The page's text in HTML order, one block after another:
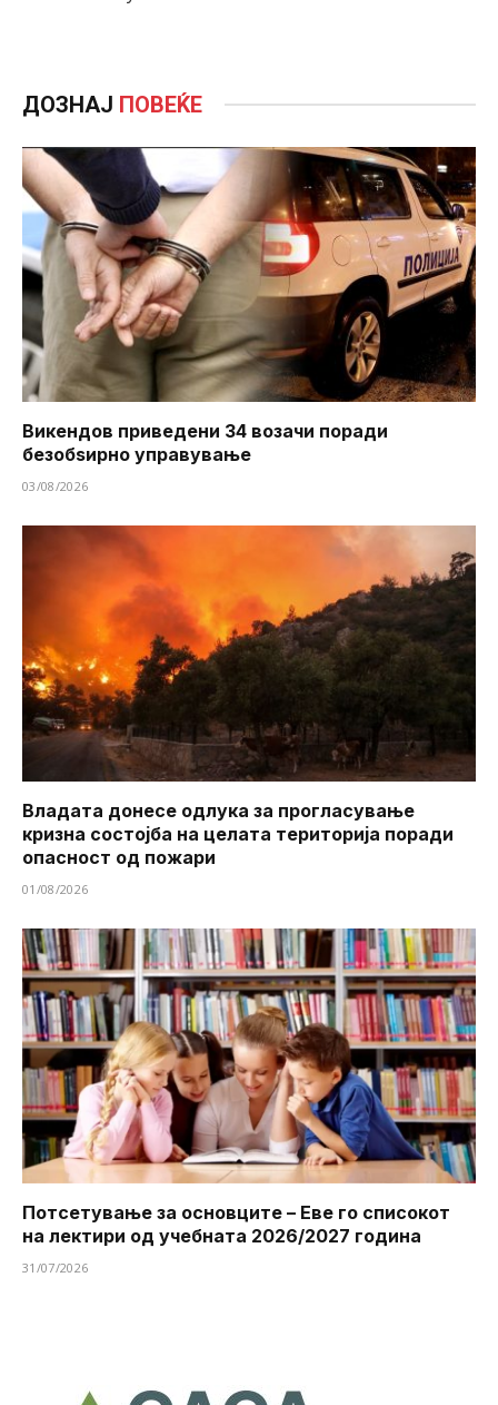
ДОЗНАЈ ПОВЕЌЕ
Викендов приведени 34 возачи поради
безобѕирно управување
03/08/2026
Владата донесе одлука за прогласување
кризна состојба на целата територија поради
опасност од пожари
01/08/2026
Потсетување за основците – Еве го списокот
на лектири од учебната 2026/2027 година
31/07/2026